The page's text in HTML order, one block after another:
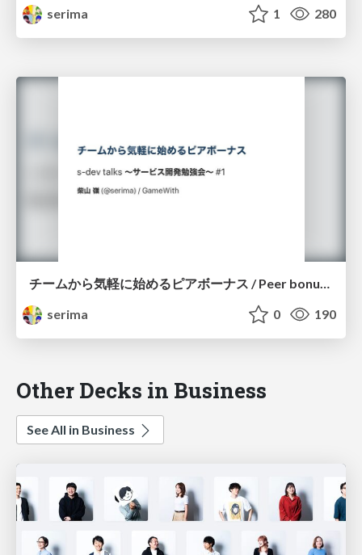
serima
1 280
チームから気軽に始めるピアボーナス / Peer bonus to feel free to start with the team
serima
0 190
Other Decks in Business
See All in Business